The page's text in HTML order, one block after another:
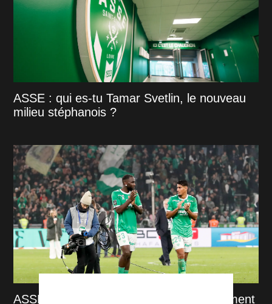
ASSE : qui es-tu Tamar Svetlin, le nouveau
milieu stéphanois ?
ASSE : 8 dossiers qui freinent complètement